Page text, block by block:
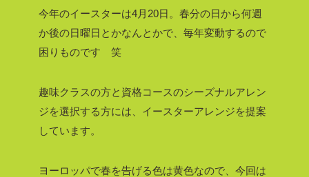
今年のイースターは4月20日。春分の日から何週
か後の日曜日とかなんとかで、毎年変動するので
困りものです 笑
趣味クラスの方と資格コースのシーズナルアレン
ジを選択する方には、イースターアレンジを提案
しています。
ヨーロッパで春を告げる色は黄色なので、今回は